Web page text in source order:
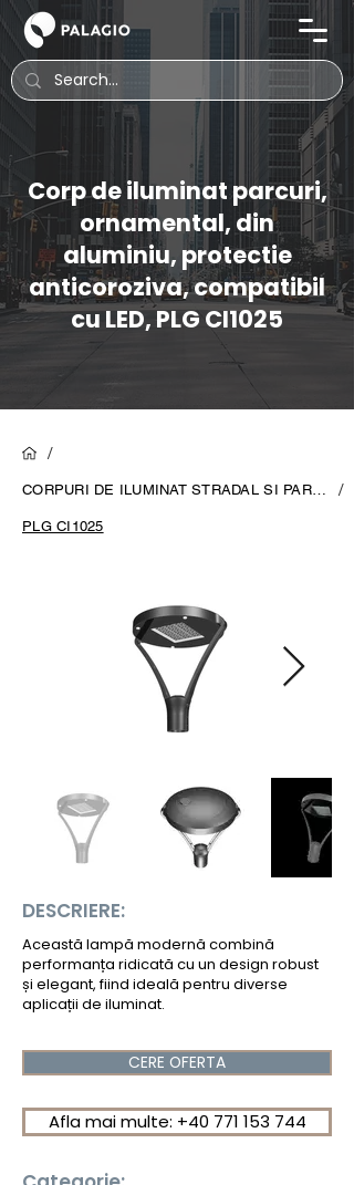
Corp de iluminat parcuri,
ornamental, din
aluminiu, protectie
anticoroziva, compatibil
cu LED, PLG CI1025
/
CORPURI DE ILUMINAT STRADAL SI PARCURI /
PLG CI1025
DESCRIERE:
Această lampă modernă combină
performanța ridicată cu un design robust
și elegant, fiind ideală pentru diverse
aplicații de iluminat.
CERE OFERTA
Afla mai multe: +40 771 153 744